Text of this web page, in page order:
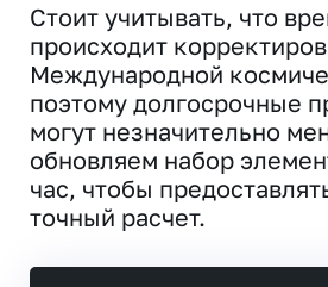
Стоит учитывать, что
происходит
Международной
поэтому долгосрочные
могут незначительно
обновляем набор
час, чтобы
точный расчет.